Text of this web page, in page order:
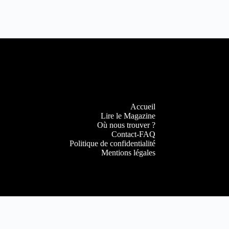
Accueil
Lire le Magazine
Où nous trouver ?
Contact-FAQ
Politique de confidentialité
Mentions légales